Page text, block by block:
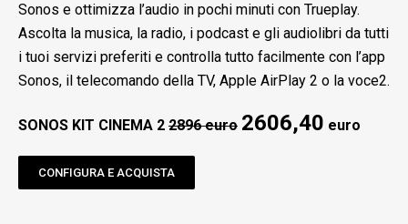
Sonos e ottimizza l’audio in pochi minuti con Trueplay.
Ascolta la musica, la radio, i podcast e gli audiolibri da tutti
i tuoi servizi preferiti e controlla tutto facilmente con l’app
Sonos, il telecomando della TV, Apple AirPlay 2 o la voce2.
SONOS KIT CINEMA 2 2896 euro 2606,40 euro
CONFIGURA E ACQUISTA